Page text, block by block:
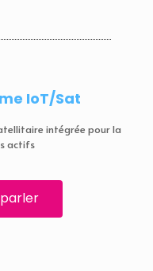
IoT/Sat
intégrée pour la
actifs